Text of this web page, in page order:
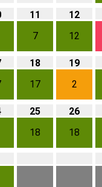
11
7
12
12
18
17
19
2
25
18
26
18